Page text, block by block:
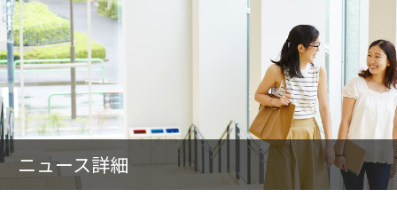
ニュース詳細